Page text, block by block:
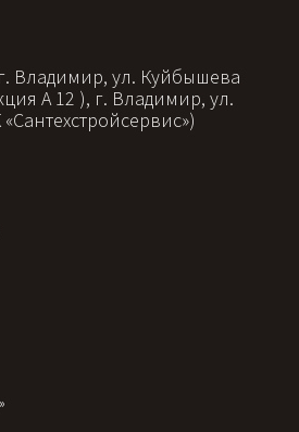
г. Владимир, ул. Куйбышева
А 12 ), г. Владимир, ул.